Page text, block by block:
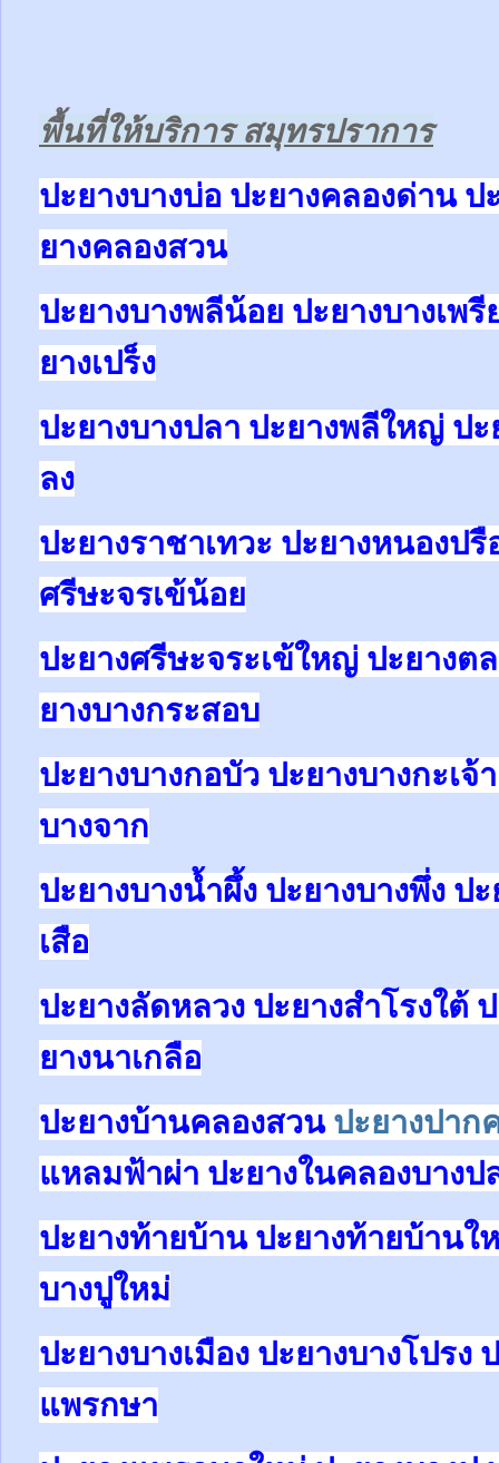
พื้นที่ให้บริการ สมุทรปราการ
ปะยางบางบ่อ ปะยางคลองด่าน
ยางคลองสวน
ปะยางบางพลีน้อย ปะยางบางเพ
ยางเปร็ง
ปะยางบางปลา ปะยางพลีใหญ่ ป
ลง
ปะยางราชาเทวะ ปะยางหนองปรื
ศรีษะจรเข้น้อย
ปะยางศรีษะจระเข้ใหญ่ ปะยางต
ยางบางกระสอบ
ปะยางบางกอบัว ปะยางบางกะเจ้
บางจาก
ปะยางบางน้ำผึ้ง ปะยางบางพึ่ง ป
เสือ
ปะยางลัดหลวง ปะยางสำโรงใต้
ยางนาเกลือ
ปะยางบ้านคลองสวน ปะยางปาก
แหลมฟ้าผ่า ปะยางในคลองบางป
ปะยางท้ายบ้าน ปะยางท้ายบ้านใ
บางปูใหม่
ปะยางบางเมือง ปะยางบางโปรง
แพรกษา